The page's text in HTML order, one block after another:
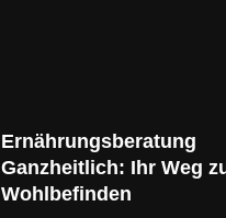
Ernährungsberatung
Ganzheitlich: Ihr Weg
Wohlbefinden